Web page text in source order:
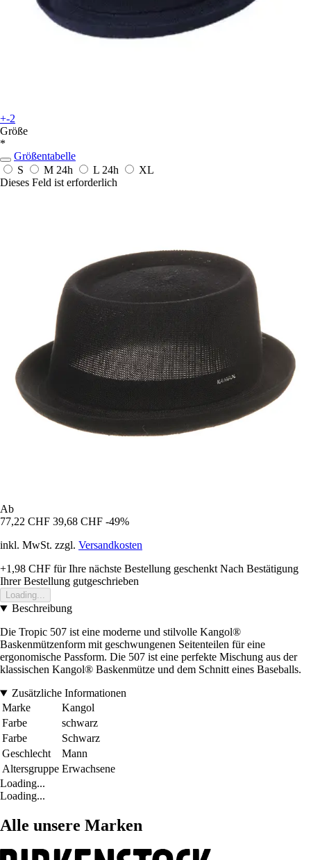
+-2
Größe
*
Größentabelle
S
M 24h L 24h
XL
Dieses Feld ist erforderlich
Ab
77,22 CHF 39,68 CHF -49%
inkl. MwSt. zzgl. Versandkosten
+1,98 CHF für Ihre nächste Bestellung geschenkt Nach Bestätigung
Ihrer Bestellung gutgeschrieben
Loading...
Beschreibung
Die Tropic 507 ist eine moderne und stilvolle Kangol®
Baskenmützenform mit geschwungenen Seitenteilen für eine
ergonomische Passform. Die 507 ist eine perfekte Mischung aus der
klassischen Kangol® Baskenmütze und dem Schnitt eines Baseballs.
Zusätzliche Informationen
Marke
Kangol
Farbe
schwarz
Farbe
Schwarz
Geschlecht
Mann
Altersgruppe Erwachsene
Loading...
Loading...
Alle unsere Marken